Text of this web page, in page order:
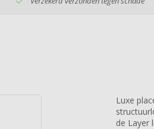
Luxe
de Layer